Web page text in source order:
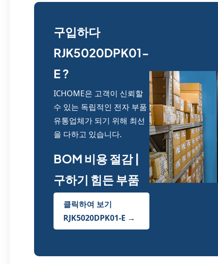
구입하다
RJK5020DPK01-
E ?
ICHOME은 고객이 신뢰할
수 있는 독립적인 전자 부품
유통업체가 되기 위해 최선
을 다하고 있습니다.
BOM 비용 절감 |
구하기 힘든 부품
클릭하여 보기
RJK5020DPK01-E →